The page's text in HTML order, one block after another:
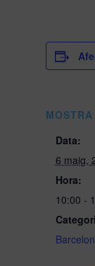
Data:
6 maig,
Hora:
10:00 -